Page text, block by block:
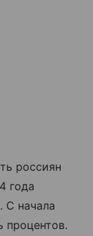
россиян
года
С начала
процентов.